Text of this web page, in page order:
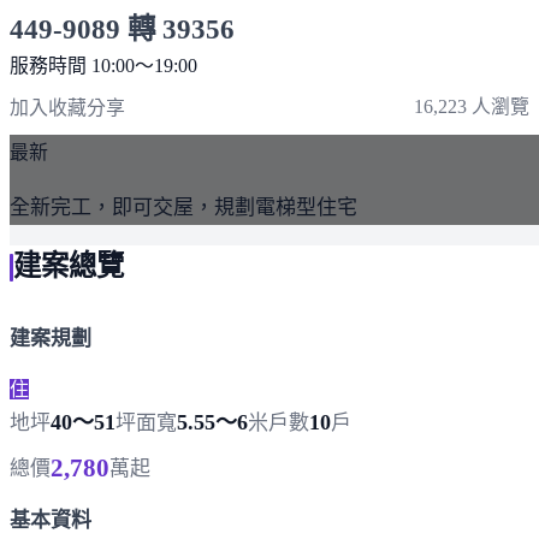
449-9089 轉 39356
服務時間 10:00～19:00
點擊上方掃描 QR Code 可快速撥打
加入收藏分享 16,223 人瀏覽
最新
全新完工，即可交屋，規劃電梯型住宅
建案總覽
建案規劃
住
地坪40～51坪面寬5.55～6米戶數10戶
總價2,780萬起
基本資料